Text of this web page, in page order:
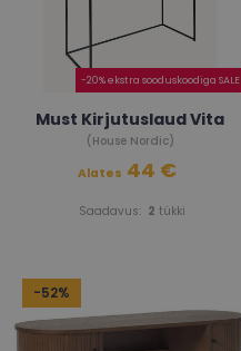
-20% ekstra sooduskoodiga SALE
Must Kirjutuslaud Vita
(House Nordic)
Saadavus: 2 tükki
Alates 44 €
-52%